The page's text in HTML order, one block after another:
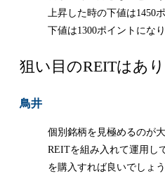
上昇した時の下値は1450
下値は1300ポイントになり
狙い目のREITはあり
鳥井
個別銘柄を見極めるのが
REITを組み入れて運用し
を購入すれば良いでしょう